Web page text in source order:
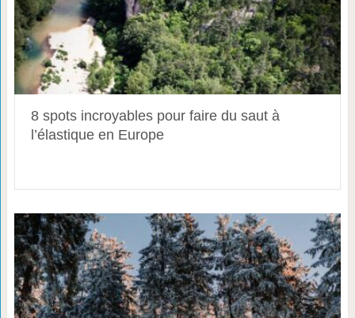
8 spots incroyables pour faire du saut à
l’élastique en Europe